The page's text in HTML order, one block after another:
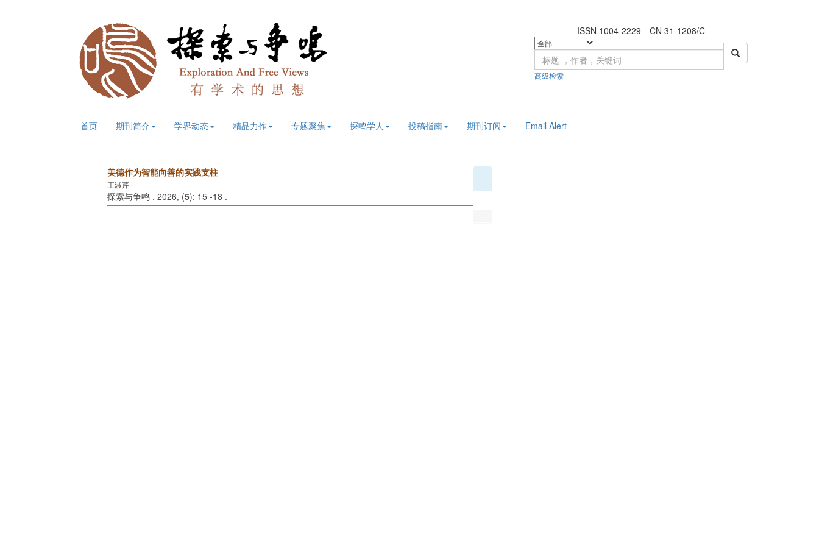
ISSN 1004-2229 CN 31-1208/C
高级检索
首页 期刊简介 学界动态 精品力作 专题聚焦 探鸣学人 投稿指南 期刊订阅 Email Alert
美德作为智能向善的实践支柱
王淑芹
探索与争鸣 . 2026, (5): 15 -18 .